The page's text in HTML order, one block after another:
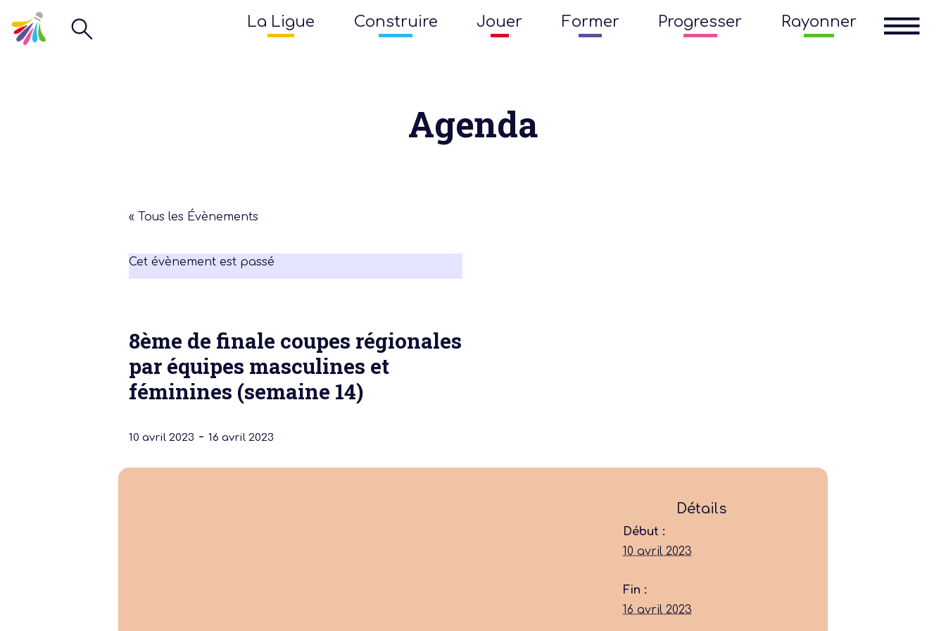
La Ligue Construire Jouer Former Progresser Rayonner
Notre dernière actu :
Agenda
« Tous les Évènements
Cet évènement est passé
8ème de finale coupes régionales
par équipes masculines et
féminines (semaine 14)
10 avril 2023 - 16 avril 2023
Détails
Début :
10 avril 2023
Fin :
16 avril 2023